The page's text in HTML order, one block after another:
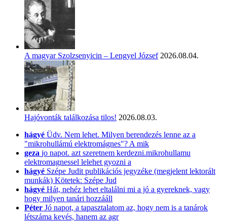
A magyar Szolzsenyicin – Lengyel József 2026.08.04.
Hajóvonták találkozása tilos! 2026.08.03.
hágyé Üdv. Nem lehet. Milyen berendezés lenne az a
"mikrohullámú elektromágnes"? A mik
geza jo napot. azt szeretnem kerdezni.mikrohullamu
elektromagnessel lelehet gyozni a
hágyé Szépe Judit publikációs jegyzéke (megjelent lektorált
munkák) Kötetek: Szépe Jud
hágyé Hát, nehéz lehet eltalálni mi a jó a gyereknek, vagy
hogy milyen tanári hozzááll
Péter Jó napot, a tapasztalatom az, hogy nem is a tanárok
létszáma kevés, hanem az agr